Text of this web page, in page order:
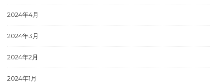
2024年4月
2024年3月
2024年2月
2024年1月